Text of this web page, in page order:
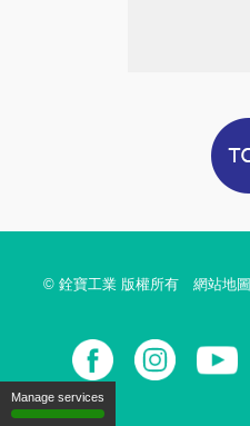
© 銓寶工業 版權所有 網站地圖
Manage services